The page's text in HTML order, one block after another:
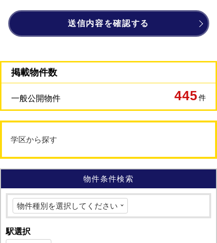
送信内容を確認する
掲載物件数
一般公開物件 445件
学区から探す
物件条件検索
駅選択